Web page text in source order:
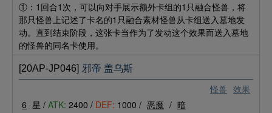
①：1回合1次，可以向对手展示额外卡组的1只融合怪兽，将
那只怪兽上记述了卡名的1只融合素材怪兽从卡组送入墓地发
动。直到结束阶段，这张卡当作为了发动这个效果而送入墓地
的怪兽的同名卡使用。
怪兽 效果
[20AP-JP046] 邪帝 盖乌斯
6 星 / ATK: 2400 / DEF: 1000 / 恶魔 / 暗